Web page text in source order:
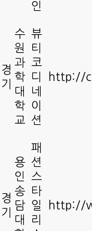
인
경
기
수
원
과
학
대
학
교
뷰
티
코
디
네
이
션
http://
경
기
용
인
송
담
대
패
션
스
타
일
리
http://